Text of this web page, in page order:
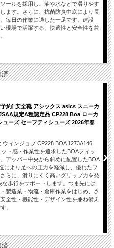
ールを採用し、油や水などで滑りやす
ます。さらに、抗菌防臭中底により長
毎日の作業に適した一足です。建設
現場で活躍する、快適性と安全性を兼
済
約] 安全靴 アシックス asics スニーカ
規定A種認定品 CP228 Boa ローカ
ューズ セーフティシューズ 2026年春
ウィンジョブ CP228 BOA 1273A146
ト感・作業性を追求したBOAフィッ
アッパー中央から斜めに配置したBOA
により足への圧力を軽減し、優れたフ
らに、滑りにくく高いグリップ力を発
歩行をサポートします。つま先には
製造業・物流・倉庫作業をはじめ、さ
全性・機能性・デザイン性を兼ね備え
。
済